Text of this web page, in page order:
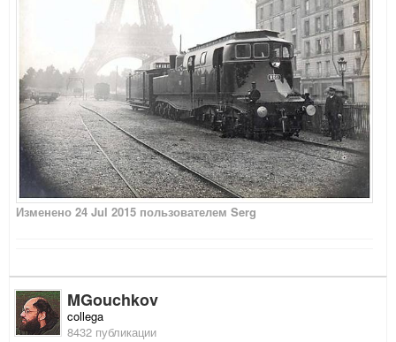
Изменено 24 Jul 2015 пользователем Serg
MGouchkov
collega
8432 публикации